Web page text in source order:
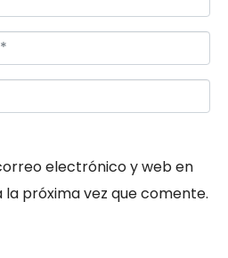
electrónico y web en
próxima vez que comente.